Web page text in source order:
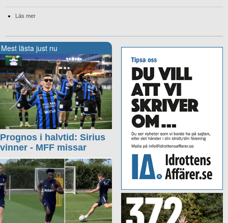
Läs mer
Mest lästa just nu
Prognos i halvtid: Sirius
vinner - MFF missar